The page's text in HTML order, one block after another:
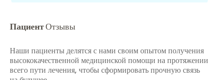
ПациентОтзывы
Наши пациенты делятся с нами своим опытом получения
высококачественной медицинской помощи на протяжении
всего пути лечения, чтобы сформировать прочную связь